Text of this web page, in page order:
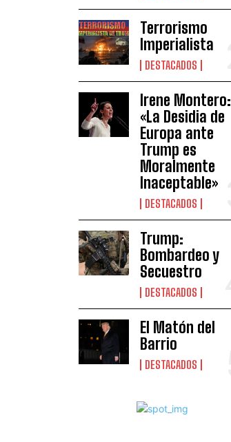
Terrorismo
Imperialista
DESTACADOS
Irene Montero:
«La Desidia de
Europa ante
Trump es
Moralmente
Inaceptable»
DESTACADOS
Trump:
Bombardeo y
Secuestro
DESTACADOS
El Matón del
Barrio
DESTACADOS